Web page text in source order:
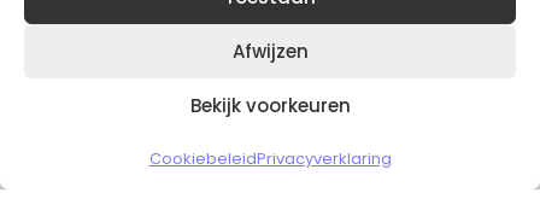
Afwijzen
Bekijk voorkeuren
CookiebeleidPrivacyverklaring